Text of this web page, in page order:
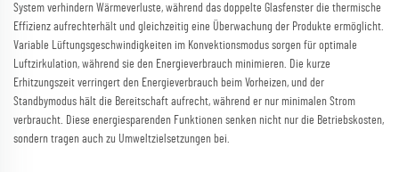
System verhindern Wärmeverluste, während das doppelte Glasfenster die thermische
Effizienz aufrechterhält und gleichzeitig eine Überwachung der Produkte ermöglicht.
Variable Lüftungsgeschwindigkeiten im Konvektionsmodus sorgen für optimale
Luftzirkulation, während sie den Energieverbrauch minimieren. Die kurze
Erhitzungszeit verringert den Energieverbrauch beim Vorheizen, und der
Standbymodus hält die Bereitschaft aufrecht, während er nur minimalen Strom
verbraucht. Diese energiesparenden Funktionen senken nicht nur die Betriebskosten,
sondern tragen auch zu Umweltzielsetzungen bei.